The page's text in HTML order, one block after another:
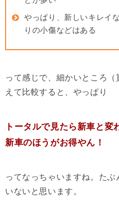
やっぱり、新しいキレイ
りの小傷などはある
って感じで、細かいところ
えて比較すると、やっぱり
トータルで見たら新車と
新車のほうがお得やん！
ってなっちゃいますね。た
いないと思います。